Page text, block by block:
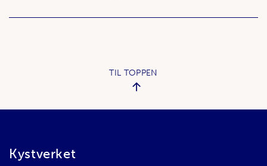
TIL TOPPEN
Bunnområde
Kystverket